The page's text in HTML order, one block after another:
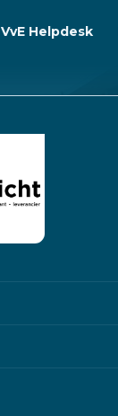
VvE Helpdesk